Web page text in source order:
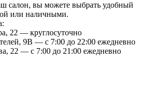
салон, вы можете выбрать удобный
или наличными.
22 — круглосуточно
9В — с 7:00 до 22:00 ежедневно
22 — с 7:00 до 21:00 ежедневно